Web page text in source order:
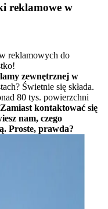
reklamowe w
reklamowych do
zewnętrznej w
Świetnie się składa.
80 tys. powierzchni
Zamiast kontaktować się
nam, czego
Proste, prawda?